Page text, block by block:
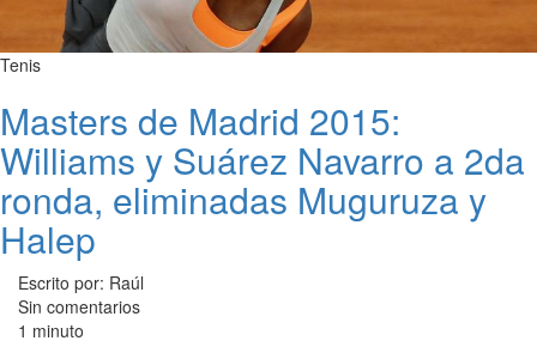
Tenis
Masters de Madrid 2015:
Williams y Suárez Navarro a 2da
ronda, eliminadas Muguruza y
Halep
Escrito por: Raúl
Sin comentarios
1 minuto